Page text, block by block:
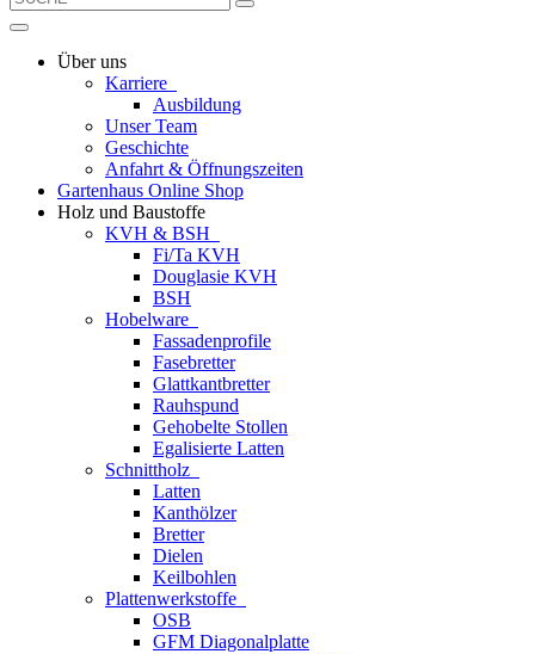
Über uns
Karriere
Ausbildung
Unser Team
Geschichte
Anfahrt & Öffnungszeiten
Gartenhaus Online Shop
Holz und Baustoffe
KVH & BSH
Fi/Ta KVH
Douglasie KVH
BSH
Hobelware
Fassadenprofile
Fasebretter
Glattkantbretter
Rauhspund
Gehobelte Stollen
Egalisierte Latten
Schnittholz
Latten
Kanthölzer
Bretter
Dielen
Keilbohlen
Plattenwerkstoffe
OSB
GFM Diagonalplatte